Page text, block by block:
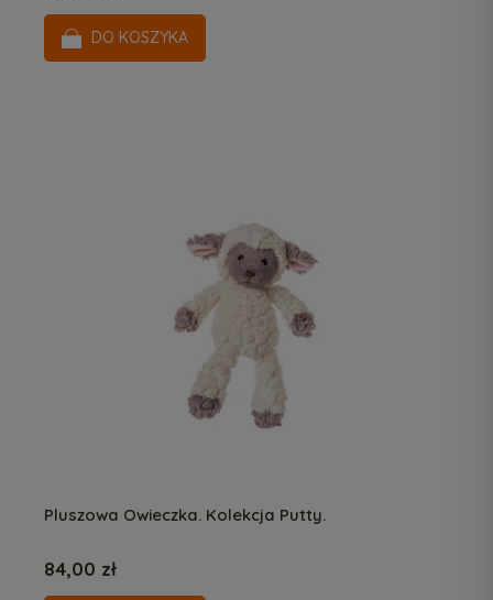
DO KOSZYKA
Pluszowa Owieczka. Kolekcja Putty.
84,00 zł